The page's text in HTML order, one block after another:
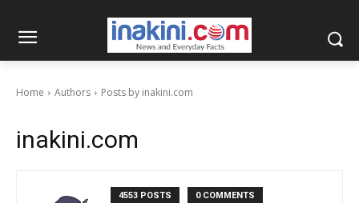
Home Authors Posts by inakini.com
inakini.com
4553 POSTS 0 COMMENTS